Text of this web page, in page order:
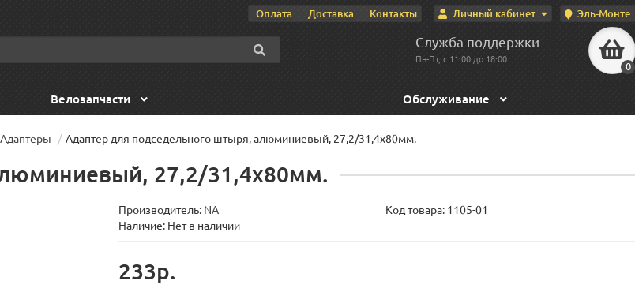
Эль-Монте
Личный кабинет
Оплата Доставка Контакты
Служба поддержки
Пн-Пт, с 11:00 до 18:00
0
Велозапчасти Обслуживание
Адаптеры Адаптер для подседельного штыря, алюминиевый, 27,2/31,4х80мм.
27,2/31,4х80мм.
Производитель: NA Код товара: 1105-01
Наличие: Нет в наличии
233р.